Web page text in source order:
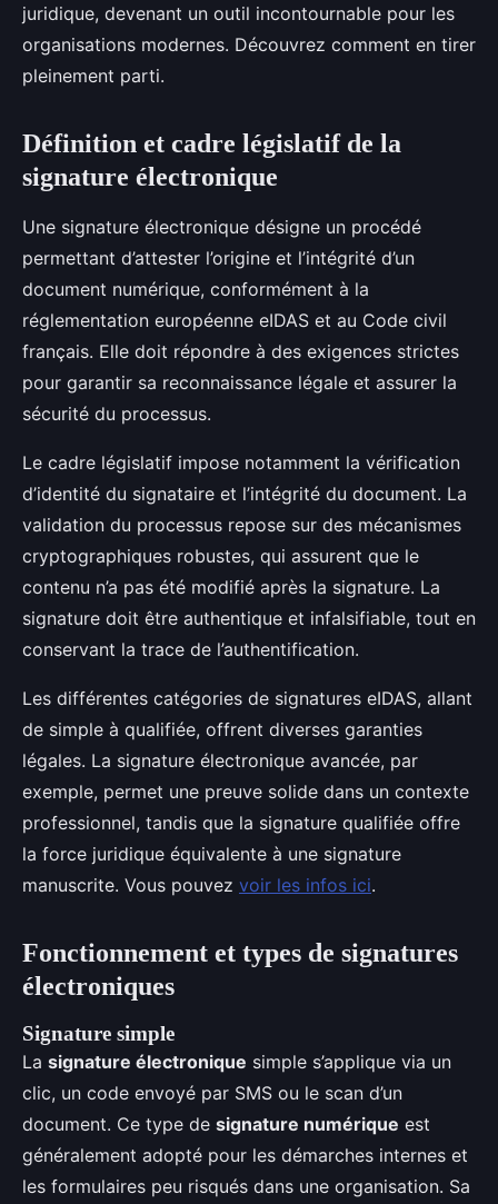
juridique, devenant un outil incontournable pour les
organisations modernes. Découvrez comment en tirer
pleinement parti.
Définition et cadre législatif de la
signature électronique
Une signature électronique désigne un procédé
permettant d’attester l’origine et l’intégrité d’un
document numérique, conformément à la
réglementation européenne eIDAS et au Code civil
français. Elle doit répondre à des exigences strictes
pour garantir sa reconnaissance légale et assurer la
sécurité du processus.
Le cadre législatif impose notamment la vérification
d’identité du signataire et l’intégrité du document. La
validation du processus repose sur des mécanismes
cryptographiques robustes, qui assurent que le
contenu n’a pas été modifié après la signature. La
signature doit être authentique et infalsifiable, tout en
conservant la trace de l’authentification.
Les différentes catégories de signatures eIDAS, allant
de simple à qualifiée, offrent diverses garanties
légales. La signature électronique avancée, par
exemple, permet une preuve solide dans un contexte
professionnel, tandis que la signature qualifiée offre
la force juridique équivalente à une signature
manuscrite. Vous pouvez voir les infos ici.
Fonctionnement et types de signatures
électroniques
Signature simple
La signature électronique simple s’applique via un
clic, un code envoyé par SMS ou le scan d’un
document. Ce type de signature numérique est
généralement adopté pour les démarches internes et
les formulaires peu risqués dans une organisation. Sa